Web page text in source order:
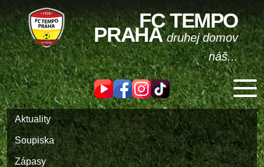
FC TEMPO
PRAHAdruhej domov
náš...
Aktuality
Soupiska
Zápasy